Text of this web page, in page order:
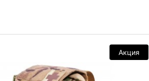
Акция